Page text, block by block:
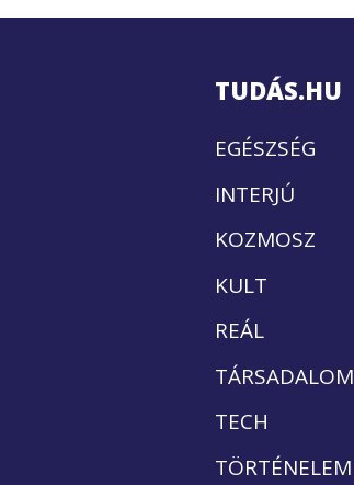
TUDÁS.HU
EGÉSZSÉG
INTERJÚ
KOZMOSZ
KULT
REÁL
TÁRSADALOM
TECH
TÖRTÉNELEM